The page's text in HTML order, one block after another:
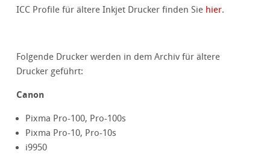
ICC Profile für ältere Inkjet Drucker finden Sie hier.
Folgende Drucker werden in dem Archiv für ältere
Drucker geführt:
Canon
Pixma Pro-100, Pro-100s
Pixma Pro-10, Pro-10s
i9950